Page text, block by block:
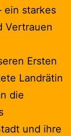
ein starkes
Vertrauen
Ersten
Landrätin
die
und ihre